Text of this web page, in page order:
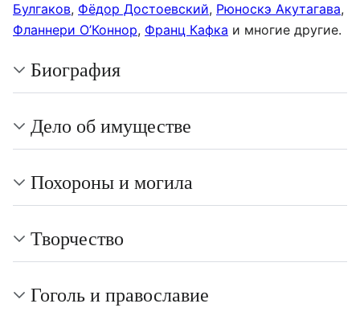
Булгаков, Фёдор Достоевский, Рюноскэ Акутагава,
Фланнери О’Коннор, Франц Кафка и многие другие.
Биография
Дело об имуществе
Похороны и могила
Творчество
Гоголь и православие